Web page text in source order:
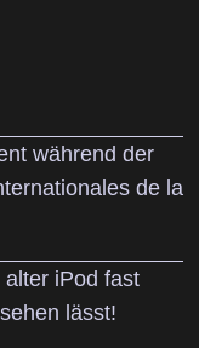
während der
de la
iPod fast
lässt!